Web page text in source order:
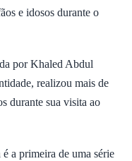
e idosos durante o
por Khaled Abdul
realizou mais de
durante sua visita ao
a primeira de uma série